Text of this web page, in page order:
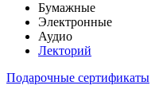
Бумажные
Электронные
Аудио
Лекторий
Подарочные сертификаты